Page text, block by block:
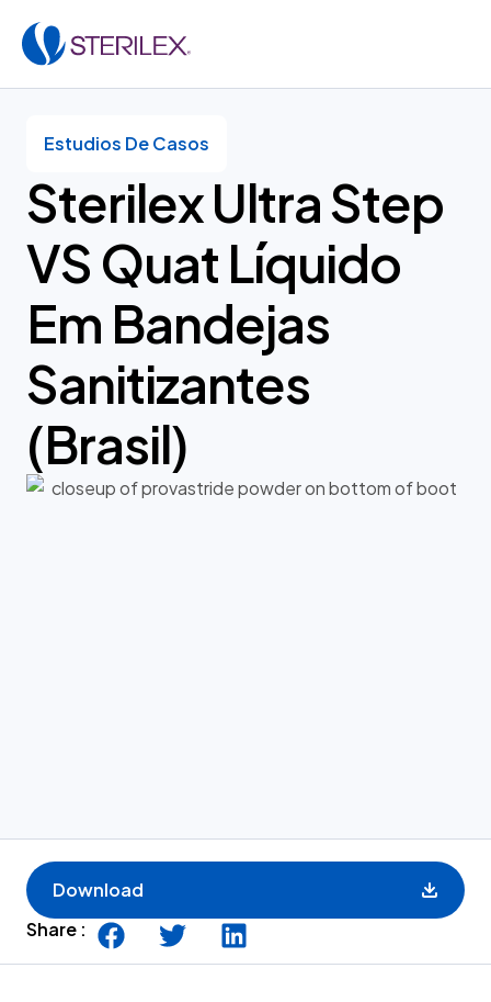
Estudios De Casos
Sterilex Ultra Step
VS Quat Líquido
Em Bandejas
Sanitizantes
(Brasil)
Download
Share :